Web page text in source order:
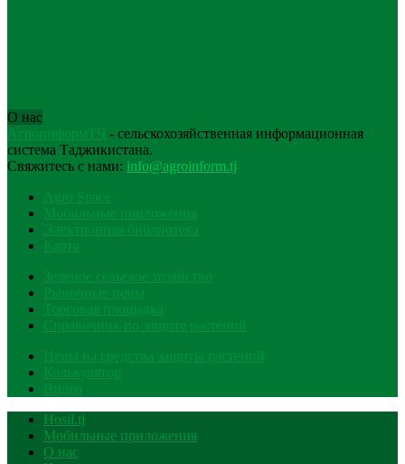
О нас
АгроинформТҶ - сельскохозяйственная информационная
система Таджикистана.
Свяжитесь с нами: info@agroinform.tj
Agro Space
Мобильные приложения
Электронная библиотека
Карта
Зеленое сельское хозяйство
Рыночные цены
Торговая площадка
Справочник по защите растений
Цены на средства защиты растений
Калькулятор
Видео
Hosil.tj
Мобильные приложения
О нас